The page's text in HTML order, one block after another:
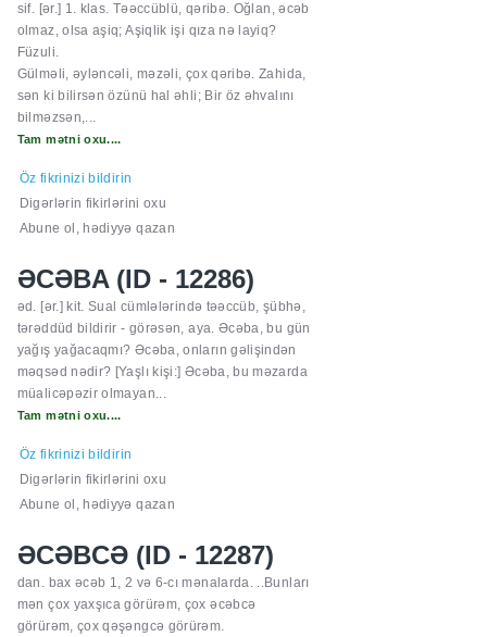
sif. [ər.] 1. klas. Təəccüblü, qəribə. Oğlan, əcəb
olmaz, olsa aşiq; Aşiqlik işi qıza nə layiq?
Füzuli.
Gülməli, əyləncəli, məzəli, çox qəribə. Zahida,
sən ki bilirsən özünü hal əhli; Bir öz əhvalını
bilməzsən,...
Tam mətni oxu....
Öz fikrinizi bildirin
Digərlərin fikirlərini oxu
Abune ol, hədiyyə qazan
ƏCƏBA (ID - 12286)
əd. [ər.] kit. Sual cümlələrində təəccüb, şübhə,
tərəddüd bildirir - görəsən, aya. Əcəba, bu gün
yağış yağacaqmı? Əcəba, onların gəlişindən
məqsəd nədir? [Yaşlı kişi:] Əcəba, bu məzarda
müalicəpəzir olmayan...
Tam mətni oxu....
Öz fikrinizi bildirin
Digərlərin fikirlərini oxu
Abune ol, hədiyyə qazan
ƏCƏBCƏ (ID - 12287)
dan. bax əcəb 1, 2 və 6-cı mənalarda. ..Bunları
mən çox yaxşıca görürəm, çox əcəbcə
görürəm, çox qəşəngcə görürəm.